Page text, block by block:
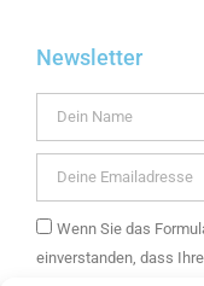
Newsletter
Wenn Sie das
einverstanden, dass